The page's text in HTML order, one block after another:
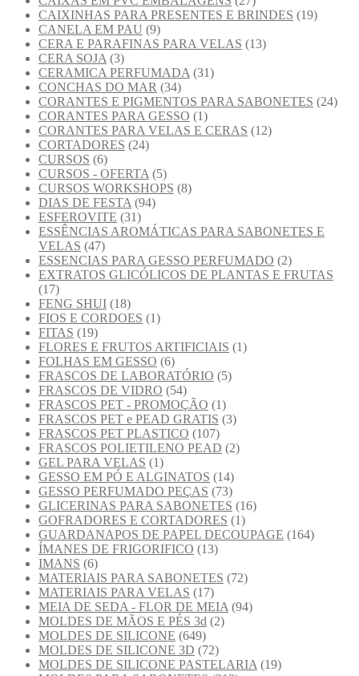
CAIXINHAS PARA PRESENTES E BRINDES (19)
CANELA EM PAU (9)
CERA E PARAFINAS PARA VELAS (13)
CERA SOJA (3)
CERAMICA PERFUMADA (31)
CONCHAS DO MAR (34)
CORANTES E PIGMENTOS PARA SABONETES (24)
CORANTES PARA GESSO (1)
CORANTES PARA VELAS E CERAS (12)
CORTADORES (24)
CURSOS (6)
CURSOS - OFERTA (5)
CURSOS WORKSHOPS (8)
DIAS DE FESTA (94)
ESFEROVITE (31)
ESSÊNCIAS AROMÁTICAS PARA SABONETES E
VELAS (47)
ESSENCIAS PARA GESSO PERFUMADO (2)
EXTRATOS GLICÓLICOS DE PLANTAS E FRUTAS
(17)
FENG SHUI (18)
FIOS E CORDOES (1)
FITAS (19)
FLORES E FRUTOS ARTIFICIAIS (1)
FOLHAS EM GESSO (6)
FRASCOS DE LABORATÓRIO (5)
FRASCOS DE VIDRO (54)
FRASCOS PET - PROMOÇÃO (1)
FRASCOS PET e PEAD GRATIS (3)
FRASCOS PET PLASTICO (107)
FRASCOS POLIETILENO PEAD (2)
GEL PARA VELAS (1)
GESSO EM PÓ E ALGINATOS (14)
GESSO PERFUMADO PEÇAS (73)
GLICERINAS PARA SABONETES (16)
GOFRADORES E CORTADORES (1)
GUARDANAPOS DE PAPEL DECOUPAGE (164)
ÍMANES DE FRIGORIFICO (13)
IMANS (6)
MATERIAIS PARA SABONETES (72)
MATERIAIS PARA VELAS (17)
MEIA DE SEDA - FLOR DE MEIA (94)
MOLDES DE MÃOS E PÉS 3d (2)
MOLDES DE SILICONE (649)
MOLDES DE SILICONE 3D (72)
MOLDES DE SILICONE PASTELARIA (19)